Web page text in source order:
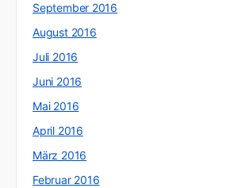
September 2016
August 2016
Juli 2016
Juni 2016
Mai 2016
April 2016
März 2016
Februar 2016